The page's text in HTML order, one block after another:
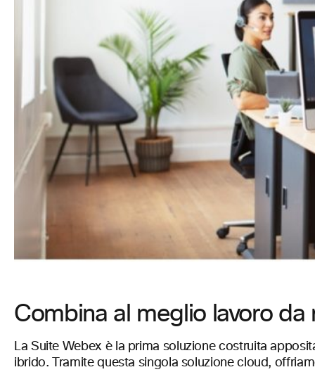
Combina al meglio lavoro
La Suite Webex è la prima soluzione costruita
ibrido. Tramite questa singola soluzione cloud,